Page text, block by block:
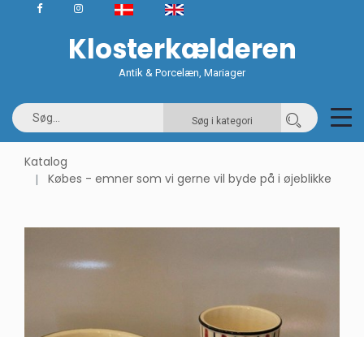
Klosterkælderen
Antik & Porcelæn, Mariager
Søg i kategori
Katalog
Købes - emner som vi gerne vil byde på i øjeblikke